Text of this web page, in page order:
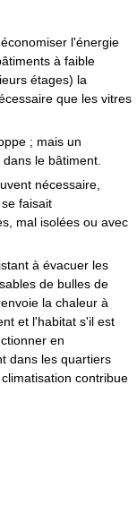
l'énergie
à faible
étages) la
que les vitres
; mais un
le bâtiment.
nécessaire,
faisait
mal isolées ou avec
à évacuer les
de bulles de
la chaleur à
et l'habitat s'il est
en
dans les quartiers
contribue